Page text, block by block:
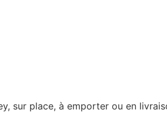
sur place, à emporter ou en